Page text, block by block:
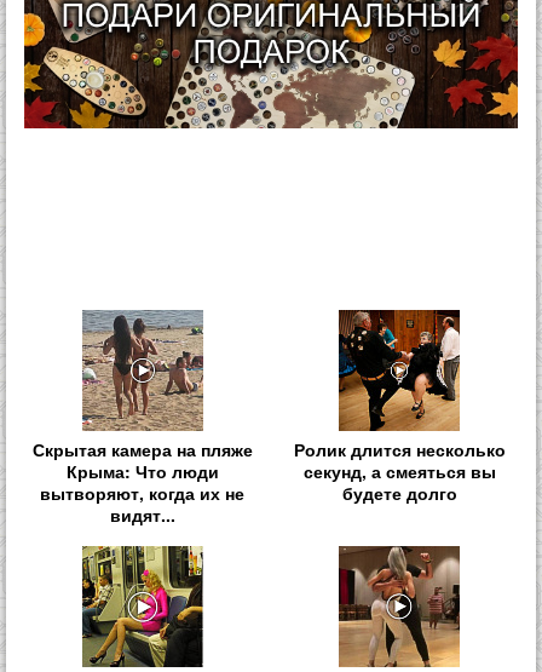
Скрытая камера на пляже
Крыма: Что люди
вытворяют, когда их не
видят...
Ролик длится несколько
секунд, а смеяться вы
будете долго